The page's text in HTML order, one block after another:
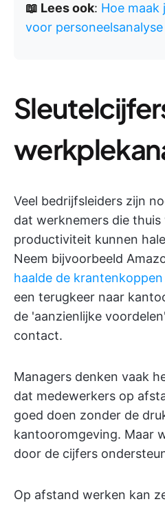
📖 Lees ook: Hoe maak
voor
Veel bedrijfsleiders zijn
dat werknemers die
productiviteit kunnen
Neem bijvoorbeeld
haalde de krantenkoppen
een terugkeer naar
de 'aanzienlijke
contact.
Managers denken vaak
dat medewerkers op
goed doen zonder de
kantooromgeving. Maar
door de cijfers
Op afstand werken kan